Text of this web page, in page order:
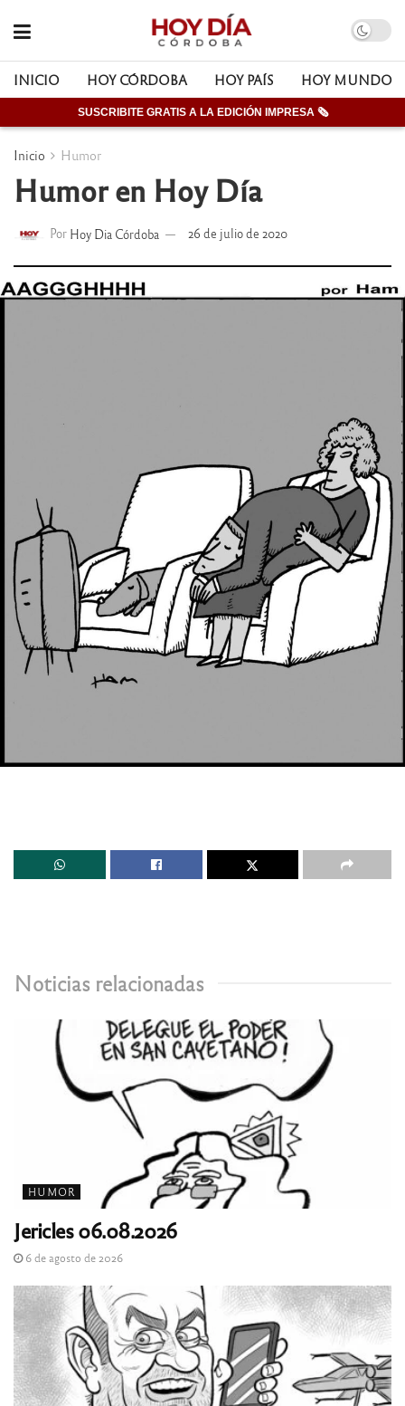
INICIO HOY CÓRDOBA HOY PAÍS HOY MUNDO
SUSCRIBITE GRATIS A LA EDICIÓN IMPRESA 🗞
Inicio Humor
Humor en Hoy Día
Por Hoy Dia Córdoba 26 de julio de 2020
Noticias relacionadas
HUMOR
Jericles 06.08.2026
6 de agosto de 2026